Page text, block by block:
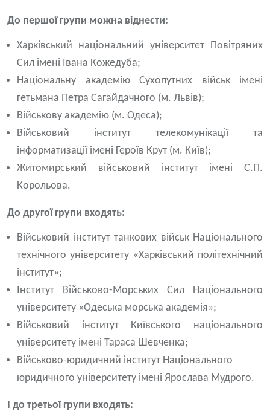
До першої групи можна віднести:
Харківський національний університет Повітряних
Сил імені Івана Кожедуба;
Національну академію Сухопутних військ імені
гетьмана Петра Сагайдачного (м. Львів);
Військову академію (м. Одеса);
Військовий інститут телекомунікації та
інформатизації імені Героїв Крут (м. Київ);
Житомирський військовий інститут імені С.П.
Корольова.
До другої групи входять:
Військовий інститут танкових військ Національного
технічного університету «Харківський політехнічний
інститут»;
Інститут Військово-Морських Сил Національного
університету «Одеська морська академія»;
Військовий інститут Київського національного
університету імені Тараса Шевченка;
Військово-юридичний інститут Національного
юридичного університету імені Ярослава Мудрого.
І до третьої групи входять: